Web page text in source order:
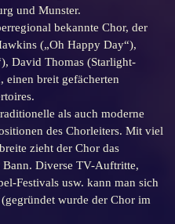
und Munster.
bekannte Chor, der
(„Oh Happy Day“),
David Thomas (Starlight-
einen breit gefächerten
als auch moderne
des Chorleiters. Mit viel
zieht der Chor das
Diverse TV-Auftritte,
Festivals usw. kann man sich
wurde der Chor im